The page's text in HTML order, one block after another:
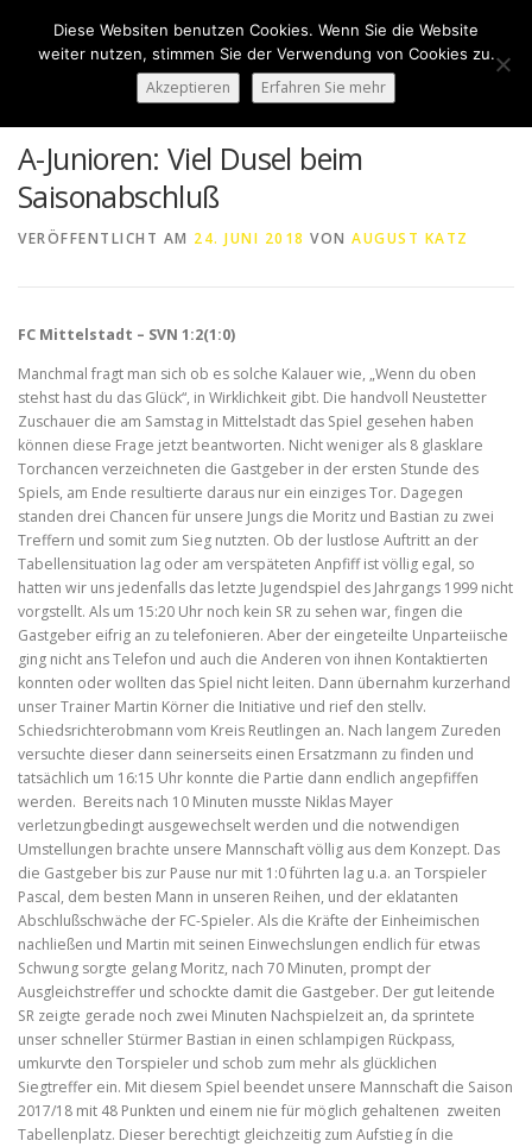
springen
A-Junioren: Viel Dusel beim
Saisonabschluß
VERÖFFENTLICHT AM 24. JUNI 2018 VON AUGUST KATZ
FC Mittelstadt – SVN 1:2(1:0)
Manchmal fragt man sich ob es solche Kalauer wie, „Wenn du oben
stehst hast du das Glück“, in Wirklichkeit gibt. Die handvoll Neustetter
Zuschauer die am Samstag in Mittelstadt das Spiel gesehen haben
können diese Frage jetzt beantworten. Nicht weniger als 8 glasklare
Torchancen verzeichneten die Gastgeber in der ersten Stunde des
Spiels, am Ende resultierte daraus nur ein einziges Tor. Dagegen
standen drei Chancen für unsere Jungs die Moritz und Bastian zu zwei
Treffern und somit zum Sieg nutzten. Ob der lustlose Auftritt an der
Tabellensituation lag oder am verspäteten Anpfiff ist völlig egal, so
hatten wir uns jedenfalls das letzte Jugendspiel des Jahrgangs 1999 nicht
vorgstellt. Als um 15:20 Uhr noch kein SR zu sehen war, fingen die
Gastgeber eifrig an zu telefonieren. Aber der eingeteilte Unparteiische
ging nicht ans Telefon und auch die Anderen von ihnen Kontaktierten
konnten oder wollten das Spiel nicht leiten. Dann übernahm kurzerhand
unser Trainer Martin Körner die Initiative und rief den stellv.
Schiedsrichterobmann vom Kreis Reutlingen an. Nach langem Zureden
versuchte dieser dann seinerseits einen Ersatzmann zu finden und
tatsächlich um 16:15 Uhr konnte die Partie dann endlich angepfiffen
werden. Bereits nach 10 Minuten musste Niklas Mayer
verletzungbedingt ausgewechselt werden und die notwendigen
Umstellungen brachte unsere Mannschaft völlig aus dem Konzept. Das
die Gastgeber bis zur Pause nur mit 1:0 führten lag u.a. an Torspieler
Pascal, dem besten Mann in unseren Reihen, und der eklatanten
Abschlußschwäche der FC-Spieler. Als die Kräfte der Einheimischen
nachließen und Martin mit seinen Einwechslungen endlich für etwas
Schwung sorgte gelang Moritz, nach 70 Minuten, prompt der
Ausgleichstreffer und schockte damit die Gastgeber. Der gut leitende
SR zeigte gerade noch zwei Minuten Nachspielzeit an, da sprintete
unser schneller Stürmer Bastian in einen schlampigen Rückpass,
umkurvte den Torspieler und schob zum mehr als glücklichen
Siegtreffer ein. Mit diesem Spiel beendet unsere Mannschaft die Saison
2017/18 mit 48 Punkten und einem nie für möglich gehaltenen zweiten
Tabellenplatz. Dieser berechtigt gleichzeitig zum Aufstieg ín die
Diese Websiten benutzen Cookies. Wenn Sie die Website
weiter nutzen, stimmen Sie der Verwendung von Cookies zu.
Akzeptieren Erfahren Sie mehr